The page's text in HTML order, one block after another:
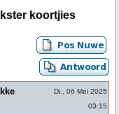
koortjies
Di., 06 Mei 2025
03:15